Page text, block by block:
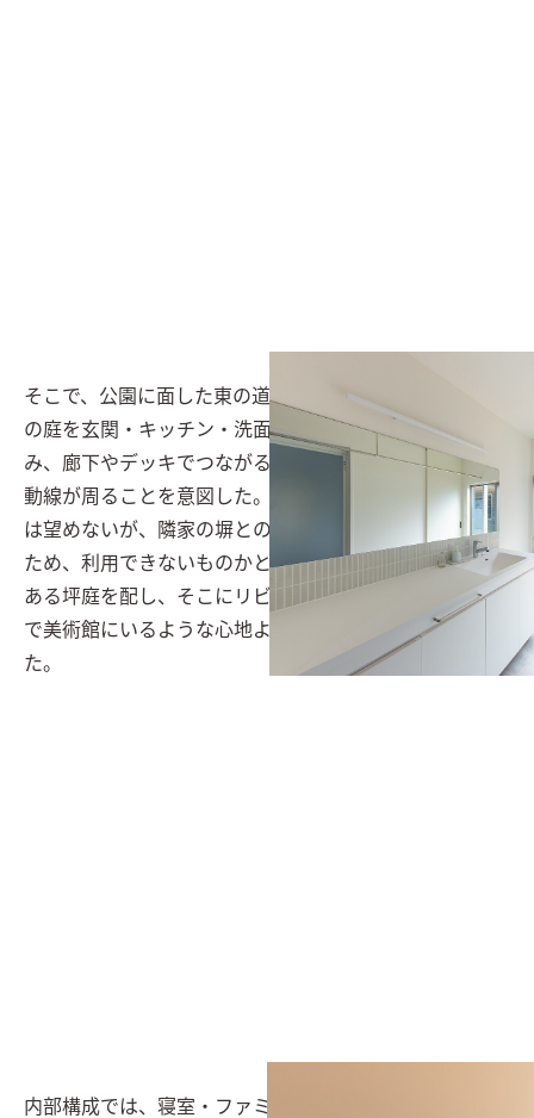
そこで、公園に面した東の道路側に光庭をしつらえ、そ
の庭を玄関・キッチン・洗面脱衣室でコの字に取り囲
み、廊下やデッキでつながることで、庭を中心に家族の
動線が周ることを意図した。また、南面も直接的に採光
は望めないが、隣家の塀との間には少しゆとりがあった
ため、利用できないものかと考え、程よい光が注ぐ趣の
ある坪庭を配し、そこにリビングを設けることで、まる
で美術館にいるような心地よい上質な空間に仕立て上げ
た。
内部構成では、寝室・ファミリークローゼットも1Fに計